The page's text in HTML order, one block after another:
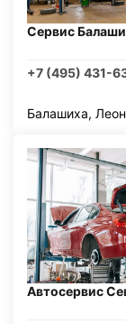
Сервис
+7 (495) 431-
Балашиха,
Автосервис